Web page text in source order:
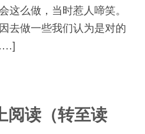
这么做，当时惹人啼笑。
去做一些我们认为是对的
阅读（转至读